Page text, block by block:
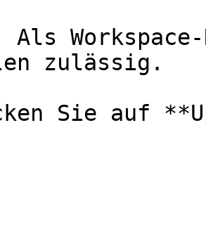
Als
zulässig.